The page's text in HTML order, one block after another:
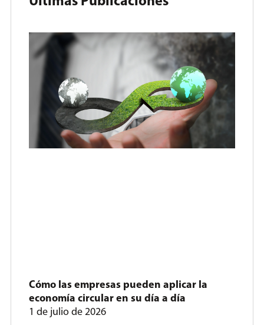
Cómo las empresas pueden aplicar la
economía circular en su día a día
1 de julio de 2026